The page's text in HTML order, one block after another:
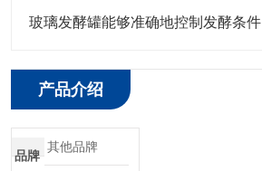
玻璃发酵罐能够准确地控制发酵条件
产品介绍
品牌
其他品牌